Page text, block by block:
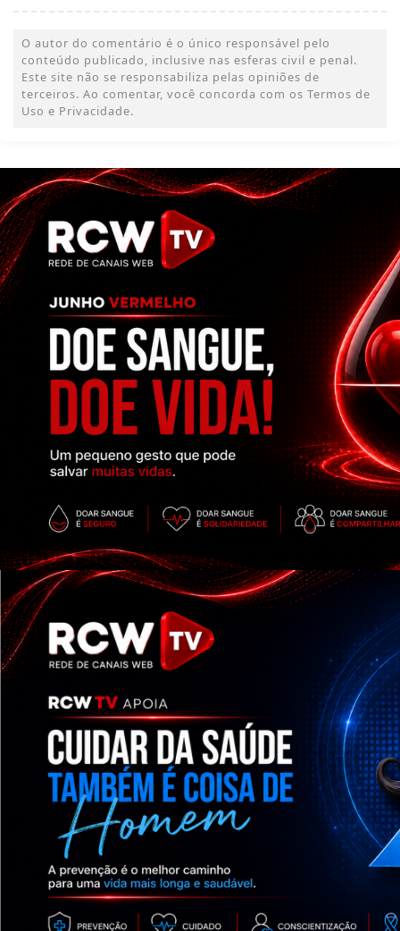
O autor do comentário é o único responsável pelo
conteúdo publicado, inclusive nas esferas civil e penal.
Este site não se responsabiliza pelas opiniões de
terceiros. Ao comentar, você concorda com os Termos de
Uso e Privacidade.